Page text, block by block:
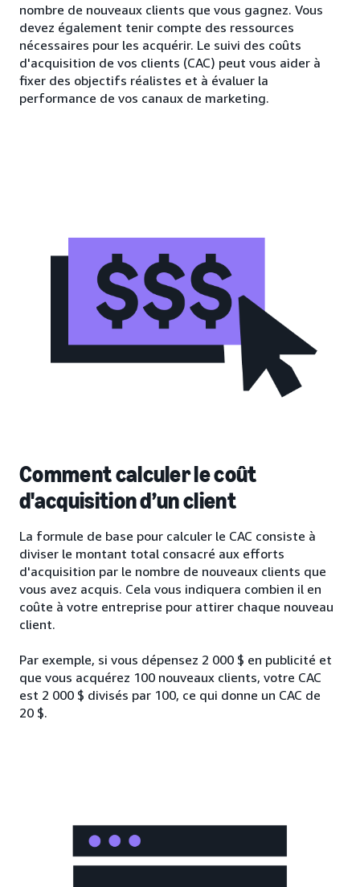
nombre de nouveaux clients que vous gagnez. Vous
devez également tenir compte des ressources
nécessaires pour les acquérir. Le suivi des coûts
d'acquisition de vos clients (CAC) peut vous aider à
fixer des objectifs réalistes et à évaluer la
performance de vos canaux de marketing.
Comment calculer le coût
d'acquisition d’un client
La formule de base pour calculer le CAC consiste à
diviser le montant total consacré aux efforts
d'acquisition par le nombre de nouveaux clients que
vous avez acquis. Cela vous indiquera combien il en
coûte à votre entreprise pour attirer chaque nouveau
client.
Par exemple, si vous dépensez 2 000 $ en publicité et
que vous acquérez 100 nouveaux clients, votre CAC
est 2 000 $ divisés par 100, ce qui donne un CAC de
20 $.